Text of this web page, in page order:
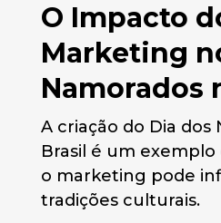
O Impacto
Marketing
Namorados
A criação do Dia dos
Brasil é um
o marketing pode
tradições culturais.